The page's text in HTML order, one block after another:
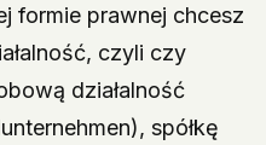
formie prawnej chcesz
czyli czy
działalność
spółkę